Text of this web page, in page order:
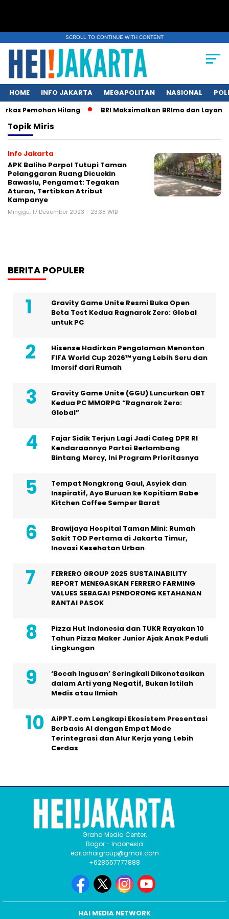
SCROLL TO CONTINUE WITH CONTENT
HOME INFO JAKARTA MEGAPOLITAN NASIONAL
Pemohon Hilang BRI Maksimalkan BRImo dan
TopikMiris
Info Jakarta
APK Baliho Parpol Tutupi Taman
Pelanggaran Ruang Dicuekin
Bawaslu, Pengamat: Tegakan
Aturan, Tertibkan Atribut
Kampanye
Minggu, 17 Desember 2023 - 23:38 WIB
BERITA POPULER
Gravity Game Unite Resmi Buka Open
Beta Test Kedua Ragnarok Zero: Global
untuk PC
Hisense Hadirkan Pengalaman Menonton
FIFA World Cup 2026™ yang Lebih Seru dan
Imersif dari Rumah
Gravity Game Unite (GGU) Luncurkan OBT
Kedua PC MMORPG “Ragnarok Zero:
Global”
Fajar Sidik Terjun Lagi Jadi Caleg DPR RI
Kendaraannya Partai Berlambang
Bintang Mercy, Ini Program Prioritasnya
Tempat Nongkrong Gaul, Asyiek dan
Inspiratif, Ayo Buruan ke Kopitiam Babe
Kitchen Coffee Semper Barat
Brawijaya Hospital Taman Mini: Rumah
Sakit TOD Pertama di Jakarta Timur,
Inovasi Kesehatan Urban
FERRERO GROUP 2025 SUSTAINABILITY
REPORT MENEGASKAN FERRERO FARMING
VALUES SEBAGAI PENDORONG KETAHANAN
RANTAI PASOK
Pizza Hut Indonesia dan TUKR Rayakan 10
Tahun Pizza Maker Junior Ajak Anak Peduli
Lingkungan
‘Bocah Ingusan’ Seringkali Dikonotasikan
dalam Arti yang Negatif, Bukan Istilah
Medis atau Ilmiah
AiPPT.com Lengkapi Ekosistem Presentasi
Berbasis AI dengan Empat Mode
Terintegrasi dan Alur Kerja yang Lebih
Cerdas
Graha Media Center,
Bogor - Indonesia
editorhaigroup@gmail.com
+628557777888
HAI MEDIA NETWORK